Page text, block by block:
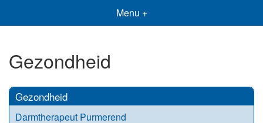
Menu +
Gezondheid
Gezondheid
Darmtherapeut Purmerend